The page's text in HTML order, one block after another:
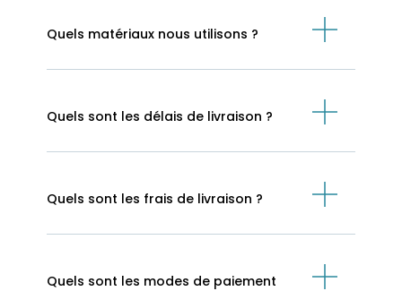
Quels matériaux nous utilisons ?
Quels sont les délais de livraison ?
Quels sont les frais de livraison ?
Quels sont les modes de paiement